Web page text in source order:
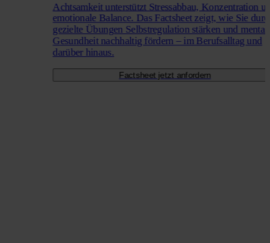
Achtsamkeit unterstützt Stressabbau, Konzentration
emotionale Balance. Das Factsheet zeigt, wie Sie
gezielte Übungen Selbstregulation stärken und
Gesundheit nachhaltig fördern – im Berufsalltag und
darüber hinaus.
Factsheet jetzt anfordern